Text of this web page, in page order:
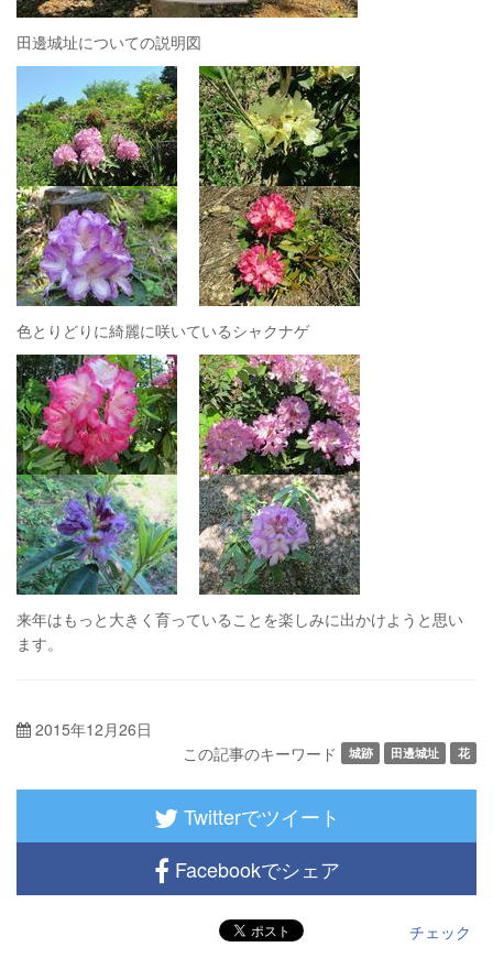
田邊城址についての説明図
色とりどりに綺麗に咲いているシャクナゲ
来年はもっと大きく育っていることを楽しみに出かけようと思い
ます。
2015年12月26日
この記事のキーワード
城跡 田邊城址 花
Twitterでツイート
Facebookでシェア
チェック